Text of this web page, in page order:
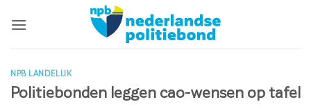
naar
NPB LANDELIJK
Politiebonden leggen cao-wensen op tafel